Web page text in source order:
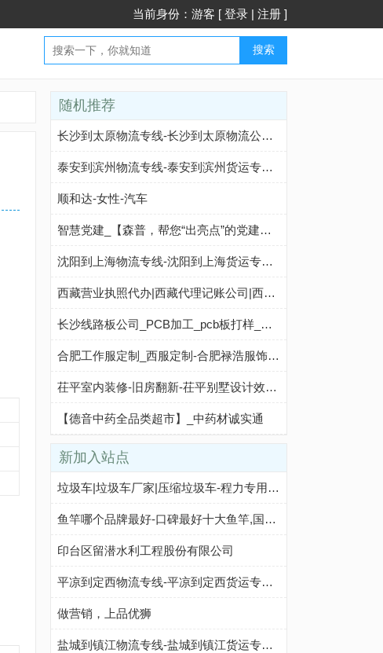
当前身份：游客 [ 登录 | 注册 ]
搜索
随机推荐
长沙到太原物流专线-长沙到太原物流公司-长沙到太原货运专线-长沙博文物流
泰安到滨州物流专线-泰安到滨州货运专线-泰安至滨州物流公司-就发物流网
顺和达-女性-汽车
智慧党建_【森普，帮您“出亮点”的党建综合服务商】 -
沈阳到上海物流专线-沈阳到上海货运专线-沈阳至上海物流公司-就发物流网
西藏营业执照代办|西藏代理记账公司|西藏工商注册公司|西藏营业执照资质代办|【乐财汇】
长沙线路板公司_PCB加工_pcb板打样_长沙电路板厂家_鼎纪电子
合肥工作服定制_西服定制-合肥禄浩服饰有限公司
茌平室内装修-旧房翻新-茌平别墅设计效果图-茌平家庭装饰公司
【德音中药全品类超市】_中药材诚实通
新加入站点
垃圾车|垃圾车厂家|压缩垃圾车-程力专用汽车股份有限公司销售八分公司
鱼竿哪个品牌最好-口碑最好十大鱼竿,国产口碑最好十大鱼竿,鱼竿哪个牌子性价比高
印台区留潜水利工程股份有限公司
平凉到定西物流专线-平凉到定西货运专线-平凉至定西物流公司-就发物流网
做营销，上品优狮
盐城到镇江物流专线-盐城到镇江货运专线-盐城至镇江物流公司-就发物流网